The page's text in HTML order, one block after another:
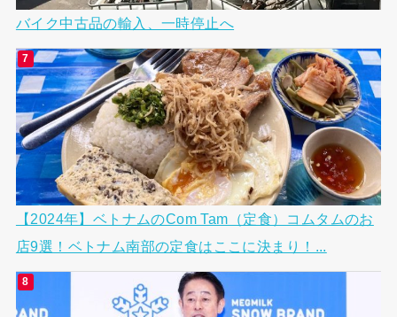
バイク中古品の輸入、一時停止へ
【2024年】ベトナムのCom Tam（定食）コムタムのお
店9選！ベトナム南部の定食はここに決まり！...